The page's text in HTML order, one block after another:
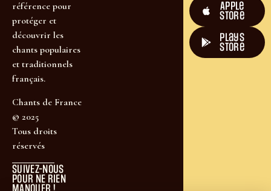
référence pour
protéger et
découvrir les
chants populaires
et traditionnels
français.
Chants de France
© 2025
Tous droits
réservés
SUIVEZ-NOUS
POUR NE RIEN
Apple
Store
plays
store